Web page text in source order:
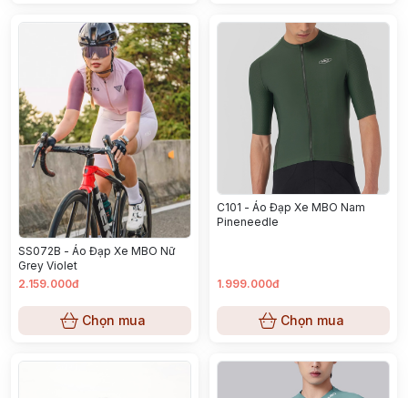
SS072B - Áo Đạp Xe MBO Nữ
Grey Violet
2.159.000đ
Chọn mua
C101 - Áo Đạp Xe MBO Nam
Pineneedle
1.999.000đ
Chọn mua